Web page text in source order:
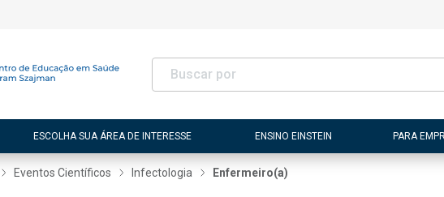
ESCOLHA SUA ÁREA DE INTERESSE ENSINO EINSTEIN PARA
Eventos Científicos Infectologia Enfermeiro(a)